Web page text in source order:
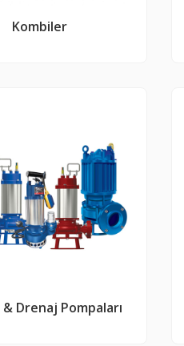
Kombiler
& Drenaj Pompaları